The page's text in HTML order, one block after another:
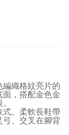
編織格紋亮片的
面，搭配金色金
。
式。柔軟長鞋帶
弓、交叉在腳背